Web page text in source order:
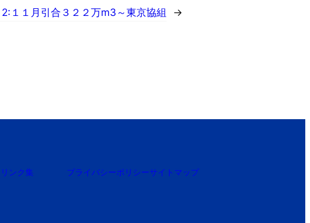
2:１１月引合３２２万m3～東京協組 →
リンク集 プライバシーポリシーサイトマップ